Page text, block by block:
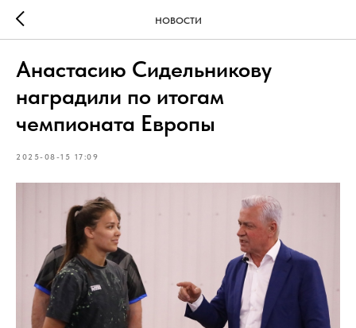
НОВОСТИ
Анастасию Сидельникову
наградили по итогам
чемпионата Европы
2025-08-15 17:09